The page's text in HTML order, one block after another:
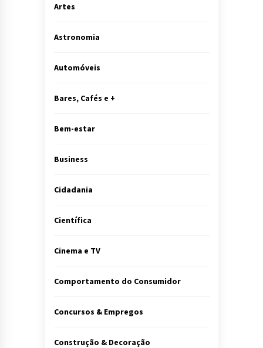
Artes
Astronomia
Automóveis
Bares, Cafés e +
Bem-estar
Business
Cidadania
Científica
Cinema e TV
Comportamento do Consumidor
Concursos & Empregos
Construção & Decoração